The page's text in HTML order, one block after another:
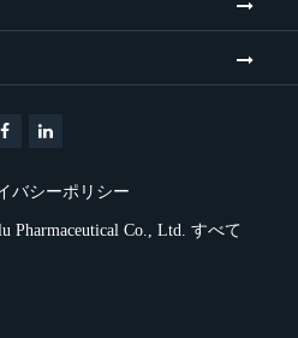
バシーポリシー
Pharmaceutical Co., Ltd. すべて